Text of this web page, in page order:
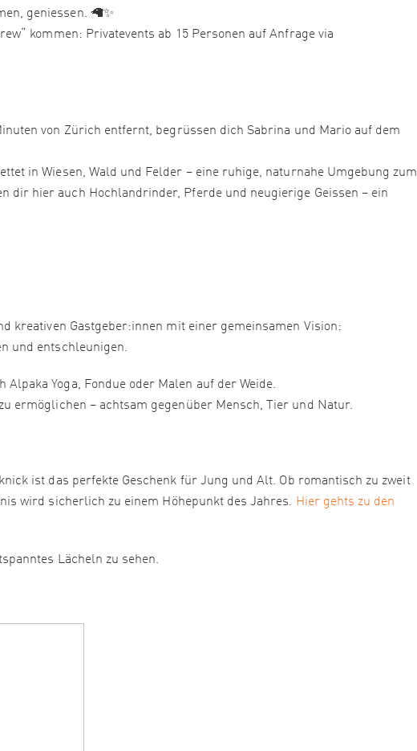
geniessen. 🦙✨
kommen: Privatevents ab 15 Personen auf Anfrage via
von Zürich entfernt, begrüssen dich Sabrina und Mario auf dem
in Wiesen, Wald und Felder – eine ruhige, naturnahe Umgebung zum
dir hier auch Hochlandrinder, Pferde und neugierige Geissen – ein
kreativen Gastgeber:innen mit einer gemeinsamen Vision:
und entschleunigen.
Yoga, Fondue oder Malen auf der Weide.
ermöglichen – achtsam gegenüber Mensch, Tier und Natur.
ist das perfekte Geschenk für Jung und Alt. Ob romantisch zu zweit
wird sicherlich zu einem Höhepunkt des Jahres. Hier gehts zu den
Lächeln zu sehen.